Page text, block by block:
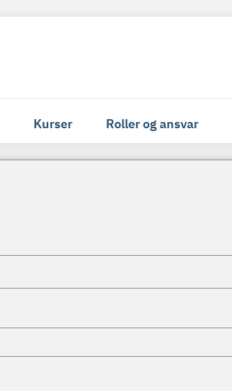
Kurser Roller og ansvar